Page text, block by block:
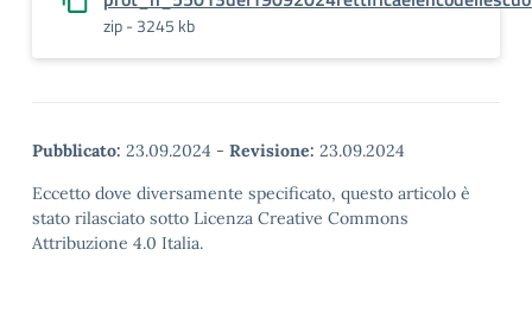
zip - 3245 kb
Pubblicato: 23.09.2024 - Revisione: 23.09.2024
Eccetto dove diversamente specificato, questo articolo è
stato rilasciato sotto Licenza Creative Commons
Attribuzione 4.0 Italia.